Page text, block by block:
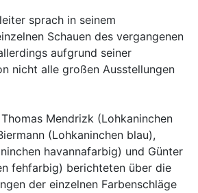
sprach in seinem
Schauen des vergangenen
aufgrund seiner
nicht alle großen Ausstellungen
Mendrizk (Lohkaninchen
(Lohkaninchen blau),
havannafarbig) und Günter
fehfarbig) berichteten über die
der einzelnen Farbenschläge